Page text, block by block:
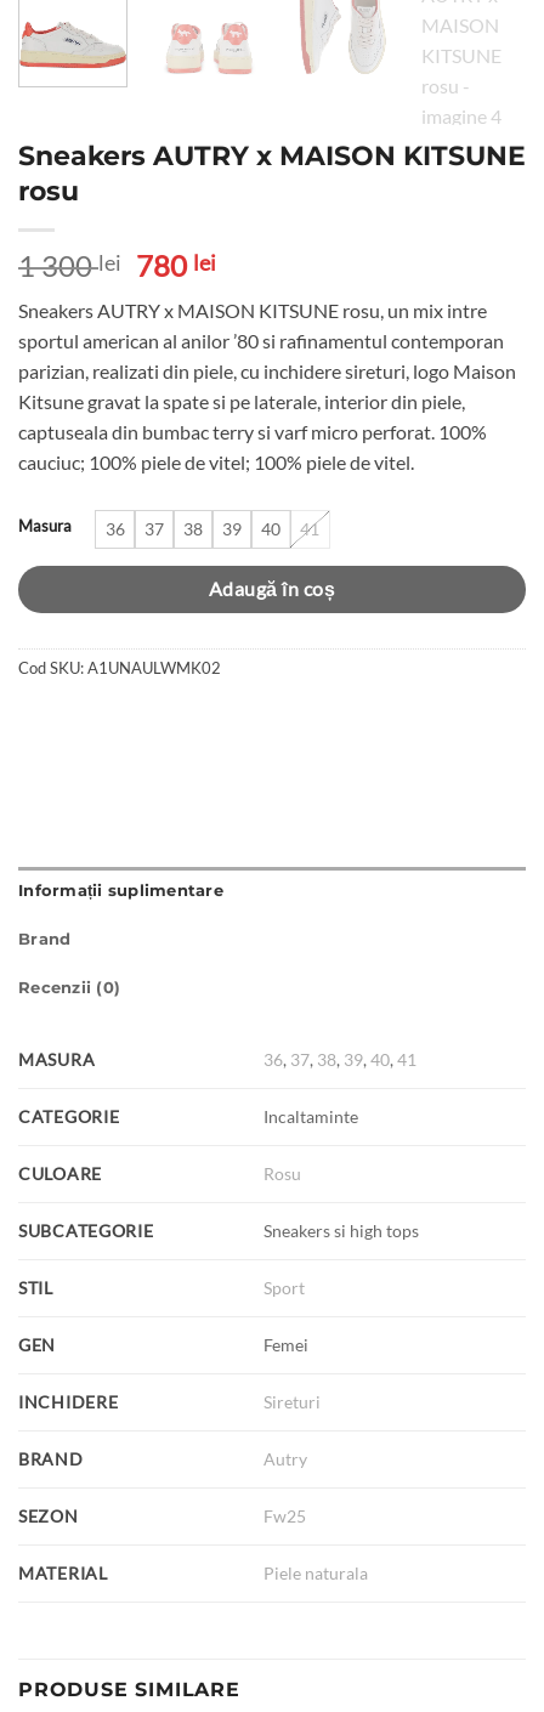
Sneakers AUTRY x MAISON KITSUNE
rosu
1 300lei
Prețul
a
fost:
1
300 lei.
780 leiPrețul
este:
780 lei.
Sneakers AUTRY x MAISON KITSUNE rosu, un mix intre
sportul american al anilor ’80 si rafinamentul contemporan
parizian, realizati din piele, cu inchidere sireturi, logo Maison
Kitsune gravat la spate si pe laterale, interior din piele,
captuseala din bumbac terry si varf micro perforat. 100%
cauciuc; 100% piele de vitel; 100% piele de vitel.
Masura 36 37 38 39 40 41
Adaugă în coș
Cod SKU:A1UNAULWMK02
Informații suplimentare
Brand
Recenzii (0)
MASURA 36, 37, 38, 39,40,41
CATEGORIE Incaltaminte
CULOARE Rosu
SUBCATEGORIE Sneakers si high tops
STIL Sport
GEN Femei
INCHIDERE Sireturi
BRAND Autry
SEZON Fw25
MATERIAL Piele naturala
PRODUSE SIMILARE